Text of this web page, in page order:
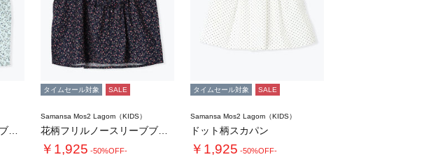
タイムセール対象 SALE
Samansa Mos2 Lagom（KIDS）
￥1,925 -50%OFF-
タイムセール対象 SALE
Samansa Mos2 Lagom（KIDS）
ドット柄スカパン
￥1,925 -50%OFF-